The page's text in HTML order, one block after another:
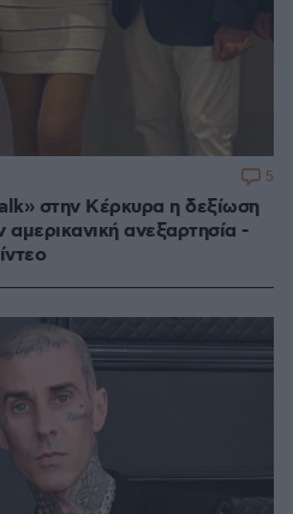
στην Κέρκυρα η δεξίωση
ανεξαρτησία -
5